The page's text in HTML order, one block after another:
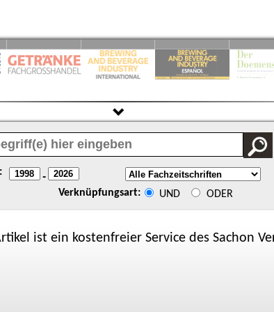
-
Verknüpfungsart: UND ODER
ist ein kostenfreier Service des Sachon